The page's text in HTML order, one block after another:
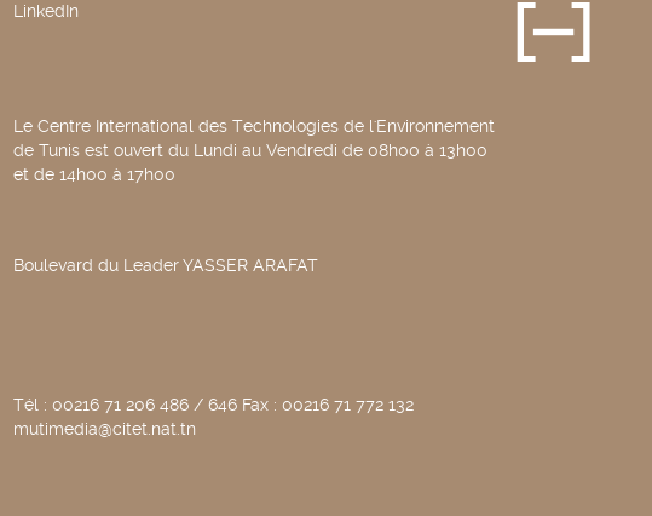
LinkedIn
Le Centre International des Technologies de l'Environnement
de Tunis est ouvert du Lundi au Vendredi de 08h00 à 13h00
et de 14h00 à 17h00
Boulevard du Leader YASSER ARAFAT
Tél : 00216 71 206 486 / 646 Fax : 00216 71 772 132
mutimedia@citet.nat.tn